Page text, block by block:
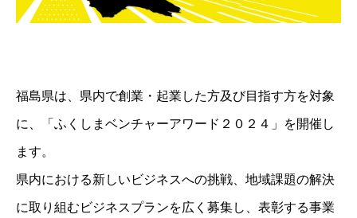
福島県は、県内で創業・起業した方及び目指す方を対象
に、「ふくしまベンチャーアワード２０２４」を開催し
ます。
県内における新しいビジネスへの挑戦、地域課題の解決
に取り組むビジネスプランを広く募集し、表彰する事業